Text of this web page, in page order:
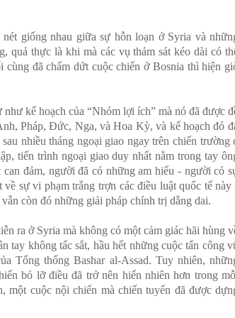
giống nhau giữa sự hỗn loạn ở Syria và
quả thực là khi mà các vụ thảm sát kéo dài có
cùng đã chấm dứt cuộcchiến ở Bosnia thì hiện
như kế hoạch của “Nhóm lợi ích” mà nó đã được
Pháp, Đức, Nga, và Hoa Kỳ, và kế hoạch đó
nhiều tháng ngoại giao ngay trên chiến trường
tiến trình ngoại giaoduy nhất nằm trong tay
đảm, người đã có những am hiểu - người có
sự vi phạm trắng trợn các điều luật quốc tế này
còn đó những giải pháp chính trị dằng dai.
ra ở Syria mà không có một cảm giác hãi hùng
tay khôngtấc sắt, hầu hết những cuộc tấn công
Tổng thống Bashar al-Assad. Tuy nhiên,
bỏ lỡ điều đã trở nên hiển nhiênhơn trong
, một cuộc nội chiến mà chiến tuyến đã được